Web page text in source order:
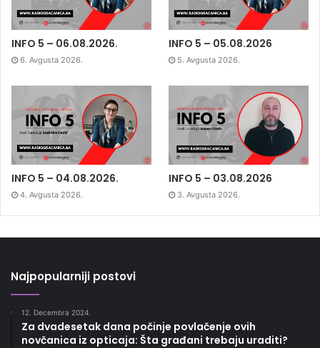
INFO 5 – 06.08.2026.
6. Avgusta 2026.
INFO 5 – 05.08.2026
5. Avgusta 2026.
INFO 5 – 04.08.2026.
4. Avgusta 2026.
INFO 5 – 03.08.2026
3. Avgusta 2026.
Najpopularniji postovi
12. Decembra 2024.
Za dvadesetak dana počinje povlačenje ovih
novčanica iz opticaja: Šta građani trebaju uraditi?